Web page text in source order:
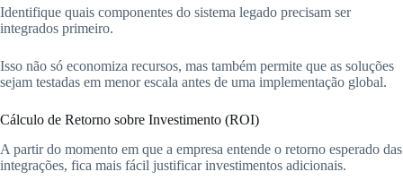
Identifique quais componentes do sistema legado precisam ser
integrados primeiro.
Isso não só economiza recursos, mas também permite que as soluções
sejam testadas em menor escala antes de uma implementação global.
Cálculo de Retorno sobre Investimento (ROI)
A partir do momento em que a empresa entende o retorno esperado das
integrações, fica mais fácil justificar investimentos adicionais.